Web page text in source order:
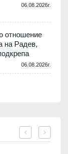
06.08.2026г.
отношение
на Радев,
06.08.2026г.